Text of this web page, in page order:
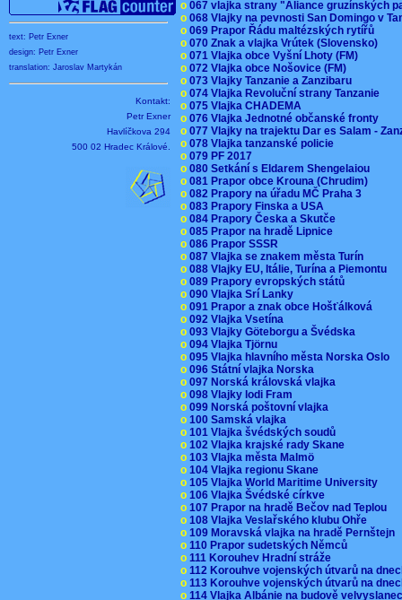
text: Petr Exner
design: Petr Exner
translation: Jaroslav Martykán
Kontakt:
Petr Exner
Havlíčkova 294
500 02 Hradec Králové.
o 067 vlajka strany "Aliance gruzínských
o 068 Vlajky na pevnosti San Domingo v
o 069 Prapor Řádu maltézských rytířů
o 070 Znak a vlajka Vrútek (Slovensko)
o 071 Vlajka obce Vyšní Lhoty (FM)
o 072 Vlajka obce Nošovice (FM)
o 073 Vlajky Tanzanie a Zanzibaru
o 074 Vlajka Revoluční strany Tanzanie
o 075 Vlajka CHADEMA
o 076 Vlajka Jednotné občanské fronty
o 077 Vlajky na trajektu Dar es Salam -
o 078 Vlajka tanzanské policie
o 079 PF 2017
o 080 Setkání s Eldarem Shengelaiou
o 081 Prapor obce Krouna (Chrudim)
o 082 Prapory na úřadu MČ Praha 3
o 083 Prapory Finska a USA
o 084 Prapory Česka a Skutče
o 085 Prapor na hradě Lipnice
o 086 Prapor SSSR
o 087 Vlajka se znakem města Turín
o 088 Vlajky EU, Itálie, Turína a Piemontu
o 089 Prapory evropských států
o 090 Vlajka Srí Lanky
o 091 Prapor a znak obce Hošťálková
o 092 Vlajka Vsetína
o 093 Vlajky Göteborgu a Švédska
o 094 Vlajka Tjörnu
o 095 Vlajka hlavního města Norska Oslo
o 096 Státní vlajka Norska
o 097 Norská královská vlajka
o 098 Vlajky lodi Fram
o 099 Norská poštovní vlajka
o 100 Samská vlajka
o 101 Vlajka švédských soudů
o 102 Vlajka krajské rady Skane
o 103 Vlajka města Malmö
o 104 Vlajka regionu Skane
o 105 Vlajka World Maritime University
o 106 Vlajka Švédské církve
o 107 Prapor na hradě Bečov nad Teplou
o 108 Vlajka Veslařského klubu Ohře
o 109 Moravská vlajka na hradě Pernštejn
o 110 Prapor sudetských Němců
o 111 Korouhev Hradní stráže
o 112 Korouhve vojenských útvarů na
o 113 Korouhve vojenských útvarů na
o 114 Vlajka Albánie na budově